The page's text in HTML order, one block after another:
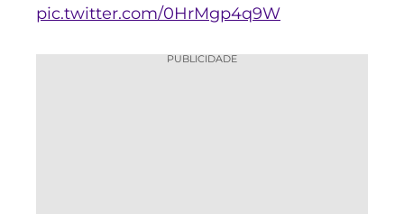
pic.twitter.com/0HrMgp4q9W
PUBLICIDADE